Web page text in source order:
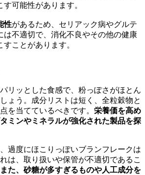
可能性があります。
性があるため、セリアック病やグルテ
は不適切で、消化不良やその他の健康
すことがあります。
リッとした食感で、粉っぽさがほとん
ょう。成分リストは短く、全粒穀物と
を当てているべきです。 栄養価を高め
ミンやミネラルが強化された製品を探
過度にほこりっぽいブランフレークは
は、取り扱いや保管が不適切であるこ
また、砂糖が多すぎるものや人工成分を